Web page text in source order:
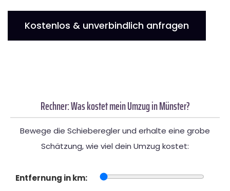
Kostenlos & unverbindlich anfragen
Rechner: Was kostet mein Umzug in Münster?
Bewege die Schieberegler und erhalte eine grobe
Schätzung, wie viel dein Umzug kostet:
Entfernung in km: